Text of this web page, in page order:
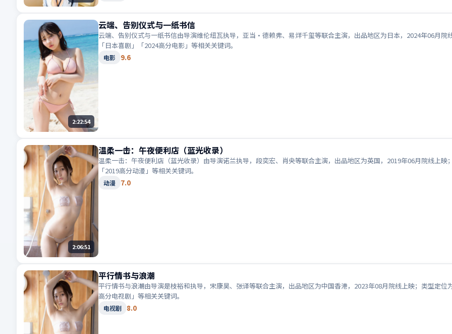
2:22:54
云端、告别仪式与一纸书信
云端、告别仪式与一纸书信由导演维伦纽瓦执导，亚当·德赖弗、易烊千玺等联合主演，出品地区为日本，2024年06月
「日本喜剧」「2024高分电影」等相关关键词。
电影 9.6
2:06:51
温柔一击：午夜便利店（蓝光收录）
温柔一击：午夜便利店（蓝光收录）由导演诺兰执导，段奕宏、肖央等联合主演，出品地区为英国，2019年06月院线上
「2019高分动漫」等相关关键词。
动漫 7.0
平行情书与浪潮
平行情书与浪潮由导演是枝裕和执导，宋康昊、张译等联合主演，出品地区为中国香港，2023年08月院线上映；类型定
高分电视剧」等相关关键词。
电视剧 8.0